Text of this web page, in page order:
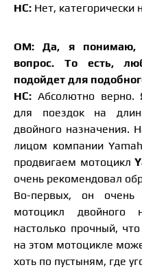
НС: Нет, категорически
ОМ: Да, я понимаю,
вопрос. То есть,
подойдет для
НС: Абсолютно верно.
для поездок на
двойного назначения.
лицом компании
продвигаем мотоцикл
очень рекомендовал
Во-первых, он очень
мотоцикл двойного
настолько прочный,
на этом мотоцикле
хоть по пустыням, где